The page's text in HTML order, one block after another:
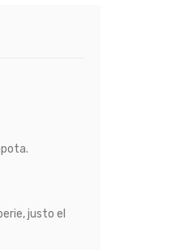
justo el